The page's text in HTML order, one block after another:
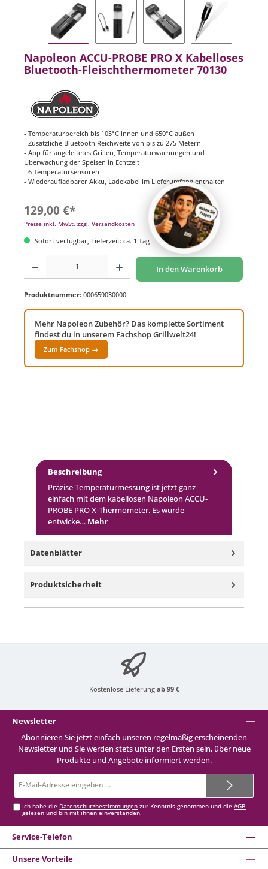
Napoleon ACCU-PROBE PRO X Kabelloses
Bluetooth-Fleischthermometer 70130
- Temperaturbereich bis 105°C innen und 650°C außen
- Zusätzliche Bluetooth Reichweite von bis zu 275 Metern
- App für angeleitetes Grillen, Temperaturwarnungen und
Überwachung der Speisen in Echtzeit
- 6 Temperatursensoren
- Wiederaufladbarer Akku, Ladekabel im Lieferumfang enthalten
129,00 €*
Preise inkl. MwSt. zzgl. Versandkosten
Sofort verfügbar, Lieferzeit: ca. 1 Tag
Produkt Anzahl: Gib den gewünschten Wert ein oder benutze die Schaltflächen um
In den Warenkorb
Produktnummer: 000659030000
Mehr Napoleon Zubehör? Das komplette Sortiment
findest du in unserem Fachshop Grillwelt24!
Zum Fachshop →
Beschreibung
Präzise Temperaturmessung ist jetzt ganz
einfach mit dem kabellosen Napoleon ACCU-
PROBE PRO X-Thermometer. Es wurde
entwicke… Mehr
Datenblätter
Produktsicherheit
Kostenlose Lieferung ab 99 €
Newsletter
Abonnieren Sie jetzt einfach unseren regelmäßig erscheinenden
Newsletter und Sie werden stets unter den Ersten sein, über neue
Produkte und Angebote informiert werden.
Mail-
Ich habe die Datenschutzbestimmungen zur Kenntnis genommen und dieAGB
gelesen und bin mit ihnen einverstanden.
Service-Telefon
Unsere Vorteile